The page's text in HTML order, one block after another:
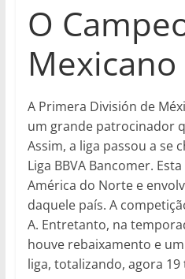
O
Mexicano
A Primera División de
um grande patrocinador
Assim, a liga passou a se
Liga BBVA Bancomer.
América do Norte e
daquele país. A
A. Entretanto, na
houve rebaixamento e
liga, totalizando, agora 19